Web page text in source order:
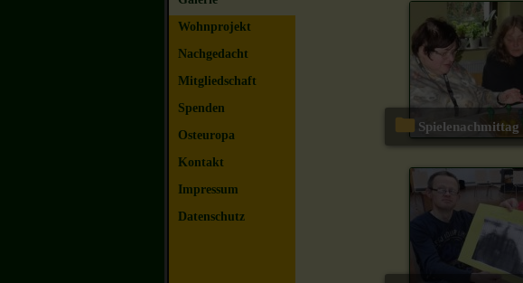
Wohnprojekt
Nachgedacht
Mitgliedschaft
Spenden
Osteuropa
Kontakt
Impressum
Datenschutz
Spielenachmittag